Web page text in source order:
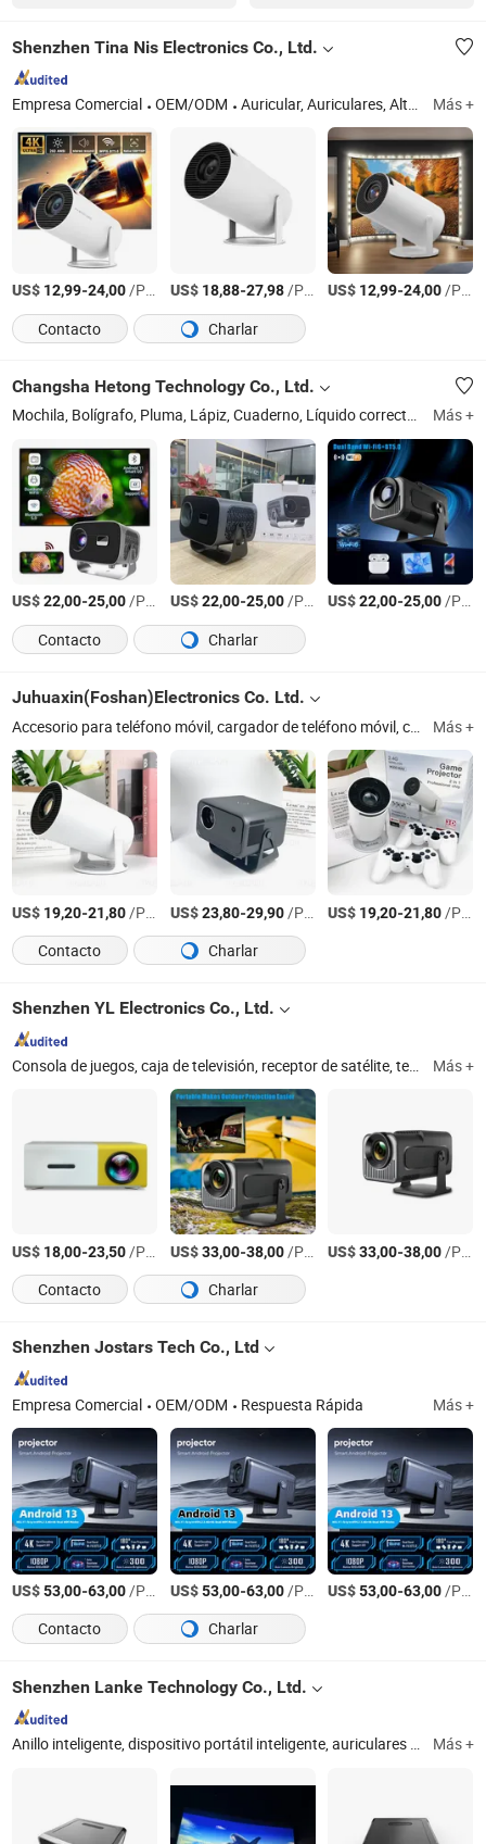
Shenzhen Tina Nis Electronics Co., Ltd.
Empresa Comercial OEM/ODM Auricular, Auriculares, Altavoz Más +
US$ 12,99-24,00/Pieza US$ 18,88-27,98/Pieza US$ 12,99-24,00/Pieza
Contacto
Charlar
Changsha Hetong Technology Co., Ltd.
Mochila, Bolígrafo, Pluma, Lápiz, Cuaderno, Líquido corrector, Sacapuntas, Estuche, Calculadora, Borrador Más +
US$22,00-25,00/Pieza US$22,00-25,00/Pieza US$22,00-25,00/Pieza
Contacto
Charlar
Juhuaxin(Foshan)Electronics Co. Ltd.
Accesorio para teléfono móvil, cargador de teléfono móvil, cable de teléfono móvil, auriculares, película de hidrogel, máquina de corte de película de hidrogel, UV, TPU, TPE, Epu Más +
US$ 19,20-21,80/Pieza US$23,80-29,90/Pieza US$ 19,20-21,80/Pieza
Contacto
Charlar
Shenzhen YL Electronics Co., Ltd.
Consola de juegos, caja de televisión, receptor de satélite, teclado, control de juegos, proyector, control remoto Más +
US$ 18,00-23,50/Pieza US$33,00-38,00/Pieza US$33,00-38,00/Pieza
Contacto
Charlar
Shenzhen Jostars Tech Co., Ltd
Empresa Comercial OEM/ODM Respuesta Rápida Más +
US$53,00-63,00/Pieza US$53,00-63,00/Pieza US$53,00-63,00/Pieza
Contacto
Charlar
Shenzhen Lanke Technology Co., Ltd.
Anillo inteligente, dispositivo portátil inteligente, auriculares inalámbricos Bluetooth, gafas inteligentes inalámbricas, dispositivos GPS, accesorios móviles electrónicos, reloj inteligente, dispositivos portátiles inteligentes. Soporte para desarrollo personalizado Más +